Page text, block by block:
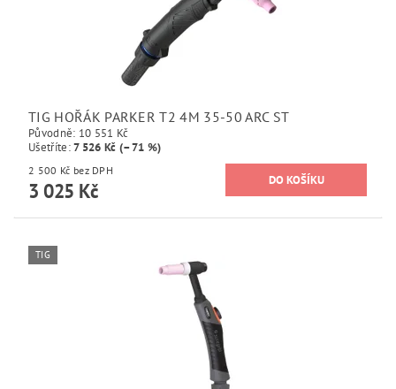
TIG HOŘÁK PARKER T2 4M 35-50 ARC ST
Původně: 10 551 Kč
Ušetříte:7 526 Kč (–71 %)
2 500 Kč bez DPH
3 025 Kč
TIG